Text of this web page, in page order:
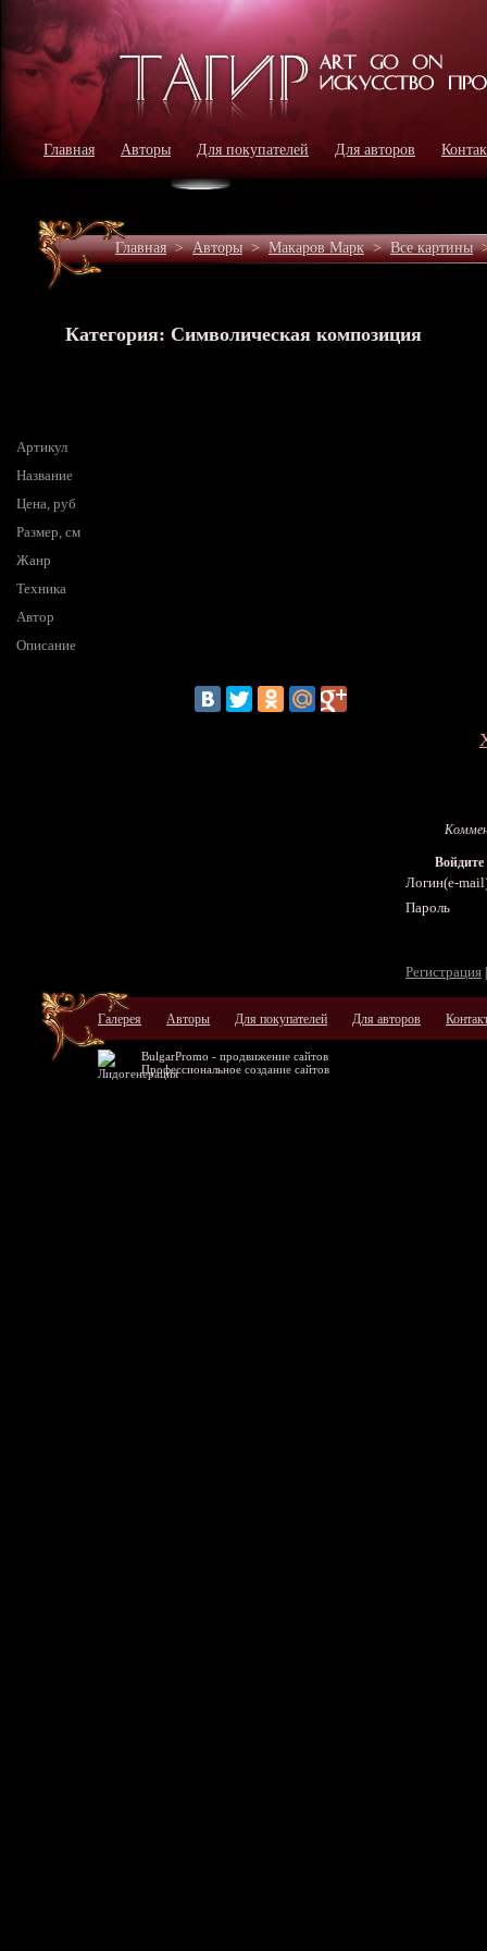
Главная Авторы Для покупателей Для авторов
Главная>Авторы>Макаров Марк>Все картины
Категория: Символическая композиция
Артикул
Название
Цена, руб
Размер, см
Жанр
Техника
Автор
Описание
Логин(e-
Пароль
Регистрация
Галерея Авторы Для покупателей Для авторов
BulgarPromo - продвижение сайтов
Профессиональное создание сайтов